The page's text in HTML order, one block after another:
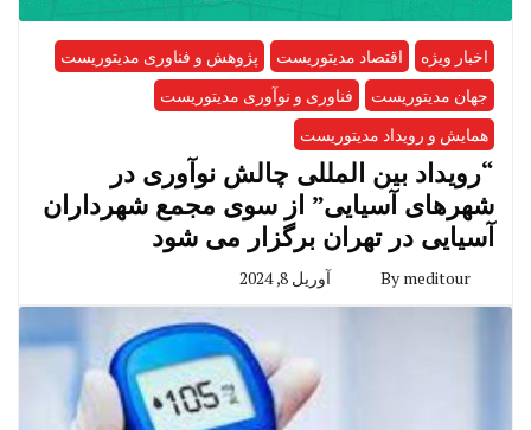
اخبار ویژه اقتصاد مدیتوریست
پژوهش و فناوری مدیتوریست
جهان مدیتوریست
فناوری و نوآوری مدیتوریست
همایش و رویداد مدیتوریست
“رویداد بین المللی چالش نوآوری در
شهرهای آسیایی” از سوی مجمع شهرداران
آسیایی در تهران برگزار می شود
By meditour آوریل 8, 2024